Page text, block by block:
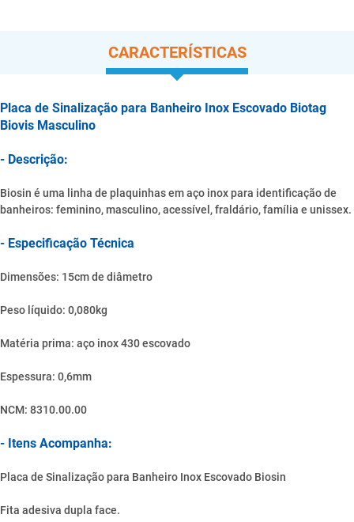
CARACTERÍSTICAS
Placa de Sinalização para Banheiro Inox Escovado Biotag
Biovis Masculino
- Descrição:
Biosin é uma linha de plaquinhas em aço inox para identificação de
banheiros: feminino, masculino, acessível, fraldário, família e unissex.
- Especificação Técnica
Dimensões: 15cm de diâmetro
Peso líquido: 0,080kg
Matéria prima: aço inox 430 escovado
Espessura: 0,6mm
NCM: 8310.00.00
- Itens Acompanha:
Placa de Sinalização para Banheiro Inox Escovado Biosin
Fita adesiva dupla face.